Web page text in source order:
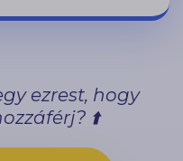
ezrest, hogy
⬆️